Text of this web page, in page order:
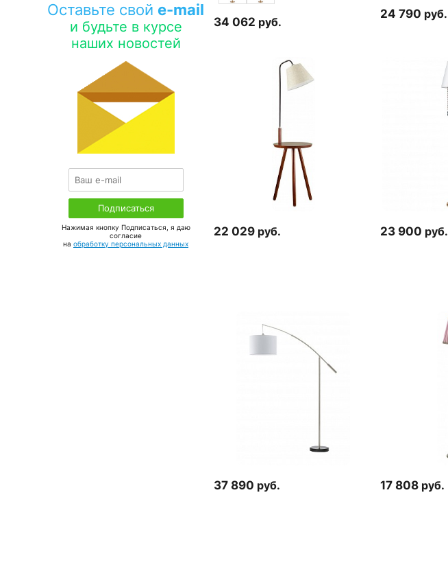
Оставьте свой e-mail
и будьте в курсе
наших новостей
Нажимая кнопку Подписаться, я даю
соглаcие
на обработку персональных данных
34 062 руб.
24 790 руб.
22 029 руб. 23 900 руб.
37 890 руб. 17 808 руб.